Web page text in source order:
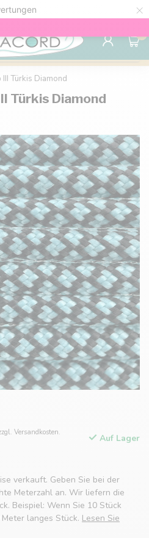
×
ab 150 €
0
Türkis Diamond
Türkis Diamond
Versandkosten.
Auf Lager
verkauft. Geben Sie bei der
Meterzahl an. Wir liefern die
Beispiel: Wenn Sie 10 Stück
langes Stück. Lesen Sie